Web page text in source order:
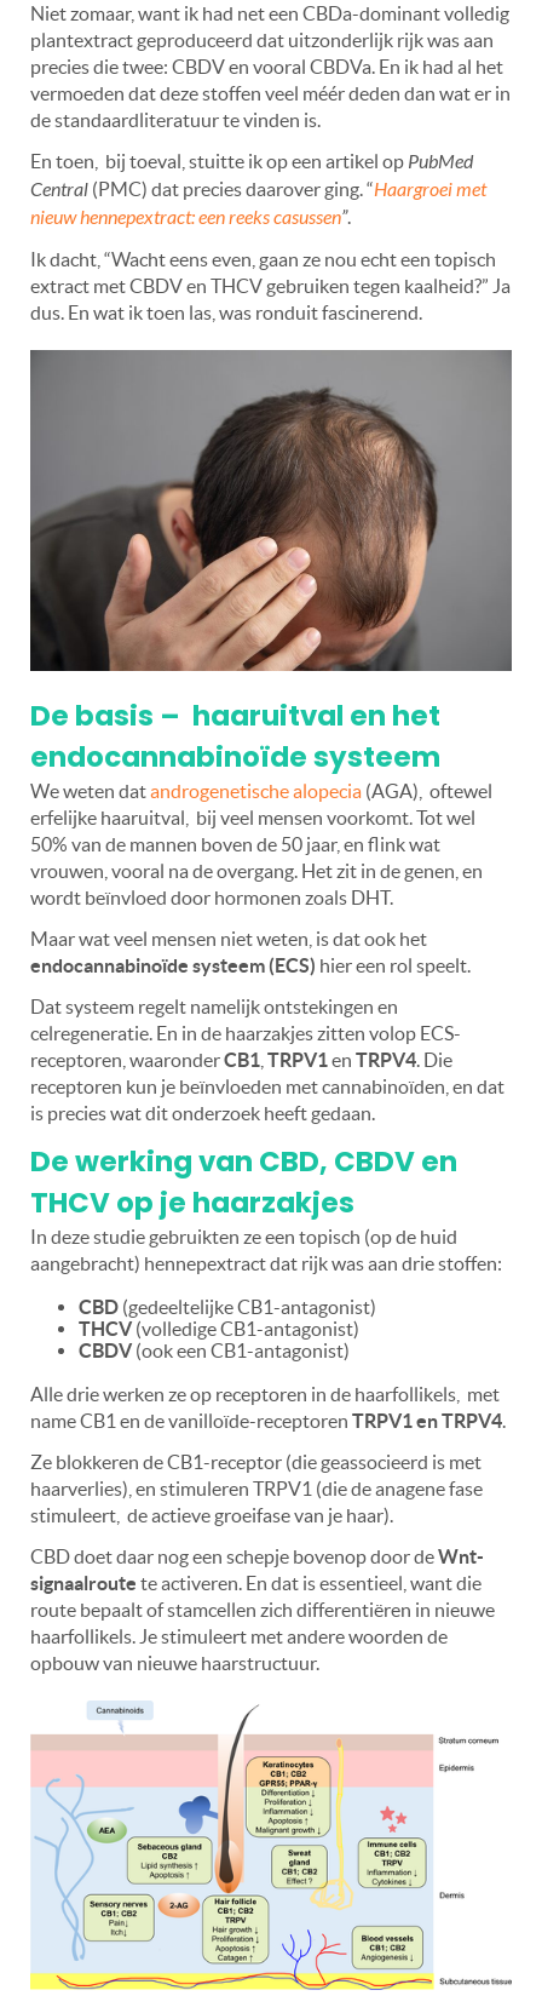
Niet zomaar, want ik had net een CBDa-dominant volledig
plantextract geproduceerd dat uitzonderlijk rijk was aan
precies die twee: CBDV en vooral CBDVa. En ik had al het
vermoeden dat deze stoffen veel méér deden dan wat er in
de standaardliteratuur te vinden is.
En toen,
bij toeval, stuitte ik op een artikel op PubMed
Central (PMC) dat precies daarover ging.“Haargroei met
nieuw hennepextract: een reeks casussen”.
Ik dacht, “Wacht eens even, gaan ze nou echt een topisch
extract met CBDV en THCV gebruiken tegen kaalheid?” Ja
dus. En wat ik toen las, was ronduit fascinerend.
De basis – haaruitval en het
endocannabinoïde systeem
We weten datandrogenetische alopecia (AGA), oftewel
erfelijke haaruitval,
bij veel mensen voorkomt. Tot wel
50% van de mannen boven de 50 jaar, en flink wat
vrouwen, vooral na de overgang. Het zit in de genen, en
wordt beïnvloed door hormonen zoals DHT.
Maar wat veel mensen niet weten, is dat ook het
endocannabinoïde systeem (ECS) hier een rol speelt.
Dat systeem regelt namelijk ontstekingen en
celregeneratie. En in de haarzakjes zitten volop ECS-
receptoren, waaronderCB1 TRPV1en TRPV4. Die
receptoren kun je beïnvloeden met cannabinoïden, en dat
is precies wat dit onderzoek heeft gedaan.
De werking van CBD, CBDV en
THCV op je haarzakjes
In deze studie gebruikten ze een topisch (op de huid
aangebracht) hennepextract dat rijk was aan drie stoffen:
CBD (gedeeltelijke CB1-antagonist)
THCV(volledige CB1-antagonist)
CBDV(ook een CB1-antagonist)
Alle drie werken ze op receptoren in de haarfollikels, met
name CB1 en de vanilloïde-receptoren TRPV1 en TRPV4.
Ze blokkeren de CB1-receptor (die geassocieerd is met
haarverlies), en stimuleren TRPV1 (die de anagene fase
stimuleert, de actieve groeifase van je haar).
CBD doet daar nog een schepje bovenop door deWnt-
signaalroute te activeren. En dat is essentieel, want die
route bepaalt of stamcellen zich differentiëren in nieuwe
haarfollikels. Je stimuleert met andere woorden de
opbouw van nieuwe haarstructuur.